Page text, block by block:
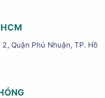
Quận Phú Nhuận, TP. Hồ